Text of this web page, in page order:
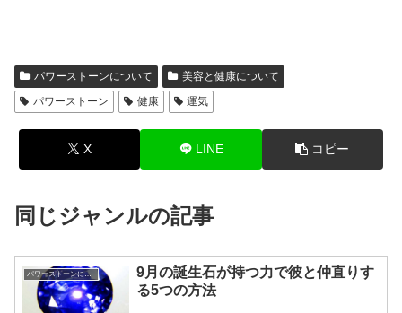
パワーストーンについて
美容と健康について
パワーストーン
健康 運気
X LINE コピー
同じジャンルの記事
パワーストーンについて
9月の誕生石が持つ力で彼と仲直りす
る5つの方法